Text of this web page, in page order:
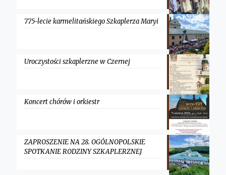
775-lecie karmelitańskiego Szkaplerza Maryi
Uroczystości szkaplerzne w Czernej
Koncert chórów i orkiestr
ZAPROSZENIE NA 28. OGÓLNOPOLSKIE
SPOTKANIE RODZINY SZKAPLERZNEJ